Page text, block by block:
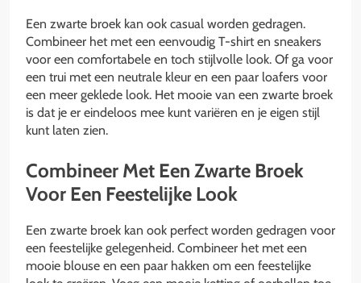
Een zwarte broek kan ook casual worden gedragen.
Combineer het met een eenvoudig T-shirt en sneakers
voor een comfortabele en toch stijlvolle look. Of ga voor
een trui met een neutrale kleur en een paar loafers voor
een meer geklede look. Het mooie van een zwarte broek
is dat je er eindeloos mee kunt variëren en je eigen stijl
kunt laten zien.
Combineer Met Een Zwarte Broek
Voor Een Feestelijke Look
Een zwarte broek kan ook perfect worden gedragen voor
een feestelijke gelegenheid. Combineer het met een
mooie blouse en een paar hakken om een ​​feestelijke